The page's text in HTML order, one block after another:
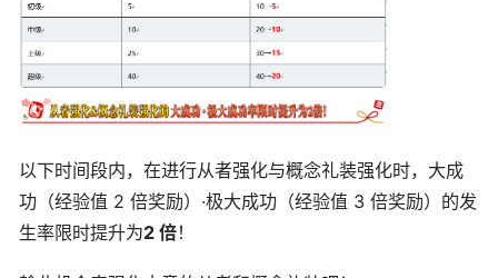
以下时间段内，在进行从者强化与概念礼装强化时，大成
功（经验值 2 倍奖励）·极大成功（经验值 3 倍奖励）的发
生率限时提升为2 倍！